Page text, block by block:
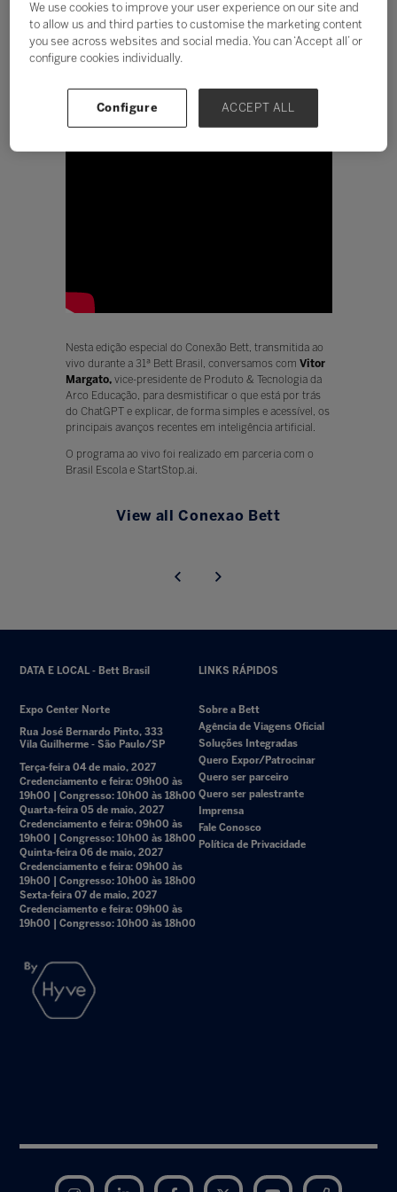
Nesta edição especial do Conexão Bett, transmitida ao
vivo durante a 31ª Bett Brasil, conversamos com Vitor
Margato,vice-presidente de Produto & Tecnologia da
Arco Educação, para desmistificar o que está por trás
do ChatGPT e explicar, de forma simples e acessível, os
principais avanços recentes em inteligência artificial.
O programa ao vivo foi realizado em parceria com o
Brasil Escola e StartStop.ai.
View all Conexao Bett
DATA E LOCAL - Bett Brasil
Expo Center Norte
Rua José Bernardo Pinto, 333
Vila Guilherme - São Paulo/SP
Terça-feira 04 de maio, 2027
Credenciamento e feira: 09h00 às
19h00 | Congresso: 10h00 às 18h00
Quarta-feira 05 de maio, 2027
Credenciamento e feira: 09h00 às
19h00 | Congresso: 10h00 às 18h00
Quinta-feira 06 de maio, 2027
Credenciamento e feira: 09h00 às
19h00 | Congresso: 10h00 às 18h00
Sexta-feira 07 de maio, 2027
Credenciamento e feira: 09h00 às
19h00 | Congresso: 10h00 às 18h00
LINKS RÁPIDOS
Sobre a Bett
Agência de Viagens Oficial
Soluções Integradas
Quero Expor/Patrocinar
Quero ser parceiro
Quero ser palestrante
Imprensa
Fale Conosco
Política de Privacidade
We use cookies to improve your user experience on our site and
to allow us and third parties to customise the marketing content
you see across websites and social media. You can ‘Accept all’ or
configure cookies individually.
Configure ACCEPT ALL